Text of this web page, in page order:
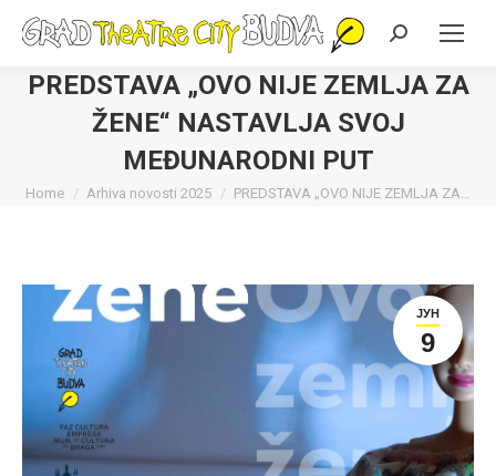
Search:
PREDSTAVA „OVO NIJE ZEMLJA ZA
ŽENE“ NASTAVLJA SVOJ
MEĐUNARODNI PUT
You are here:
Home Arhiva novosti 2025 PREDSTAVA „OVO NIJE ZEMLJA ZA…
ЈУН
9